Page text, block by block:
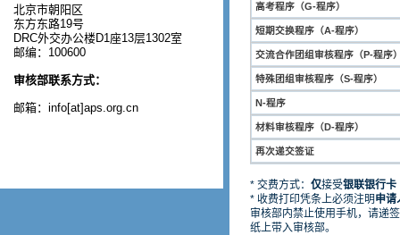
北京市朝阳区
东方东路19号
DRC外交办公楼D1座13层1302室
邮编：100600
审核部联系方式：
邮箱：info[at]aps.org.cn
高考程序（G-程序）
短期交换程序（A-程序）
交流合作团组审核程序（P-程序
特殊团组审核程序（S-程序）
N-程序
材料审核程序（D-程序）
再次递交签证
* 交费方式： 仅接受银联银行卡
* 收费打印凭条上必须注明申请
审核部内禁止使用手机，请递
纸上带入审核部。